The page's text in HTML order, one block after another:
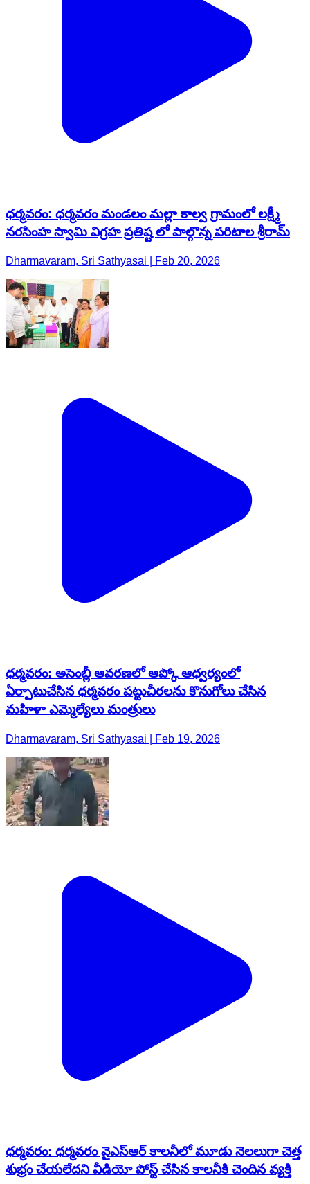
ధర్మవరం: ధర్మవరం మండలం మల్లా కాల్వ గ్రామంలో లక్ష్మీ
నరసింహ స్వామి విగ్రహ ప్రతిష్ట లో పాల్గొన్న పరిటాల శ్రీరామ్
Dharmavaram, Sri Sathyasai | Feb 20, 2026
ధర్మవరం: అసెంబ్లీ ఆవరణలో ఆప్కో ఆధ్వర్యంలో
ఏర్పాటుచేసిన ధర్మవరం పట్టుచీరలను కొనుగోలు చేసిన
మహిళా ఎమ్మెల్యేలు మంత్రులు
Dharmavaram, Sri Sathyasai | Feb 19, 2026
ధర్మవరం: ధర్మవరం వైఎస్ఆర్ కాలనీలో మూడు నెలలుగా చెత్త
శుభ్రం చేయలేదని వీడియో పోస్ట్ చేసిన కాలనీకి చెందిన వ్యక్తి